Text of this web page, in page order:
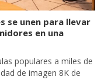
se unen para llevar
en una
populares a miles de
de imagen 8K de